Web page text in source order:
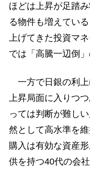
ほどは上昇が足踏
る物件も増えてい
上げてきた投資マ
では「高騰一辺倒
一方で日銀の利上
上昇局面に入りつ
っては判断が難し
然として高水準を
購入は有効な資産
供を持つ40代の会